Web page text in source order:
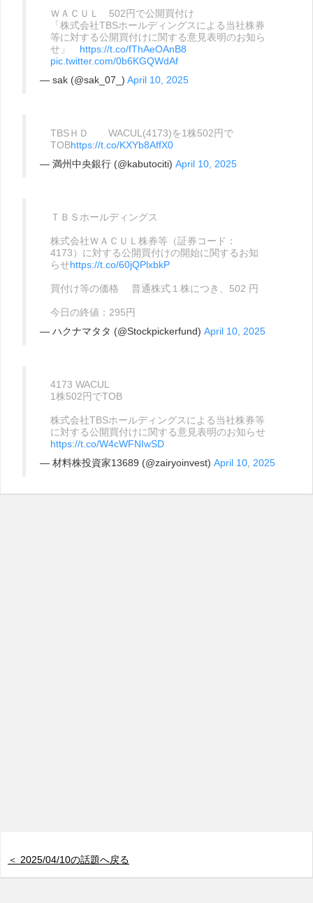
ＷＡＣＵＬ 502円で公開買付け
「株式会社TBSホールディングスによる当社株券
等に対する公開買付けに関する意見表明のお知ら
せ」 https://t.co/fThAeOAnB8
pic.twitter.com/0b6KGQWdAf
— sak (@sak_07_) April 10, 2025
TBSＨＤ WACUL(4173)を1株502円で
TOBhttps://t.co/KXYb8AffX0
— 満州中央銀行 (@kabutociti) April 10, 2025
ＴＢＳホールディングス
株式会社ＷＡＣＵＬ株券等（証券コード：
4173）に対する公開買付けの開始に関するお知
らせhttps://t.co/60jQPlxbkP
買付け等の価格 普通株式１株につき、502 円
今日の終値：295円
— ハクナマタタ (@Stockpickerfund) April 10, 2025
4173 WACUL
1株502円でTOB
株式会社TBSホールディングスによる当社株券等
に対する公開買付けに関する意見表明のお知らせ
https://t.co/W4cWFNIwSD
— 材料株投資家13689 (@zairyoinvest) April 10, 2025
＜ 2025/04/10の話題へ戻る